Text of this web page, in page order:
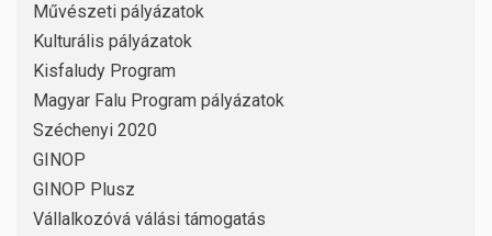
Művészeti pályázatok
Kulturális pályázatok
Kisfaludy Program
Magyar Falu Program pályázatok
Széchenyi 2020
GINOP
GINOP Plusz
Vállalkozóvá válási támogatás